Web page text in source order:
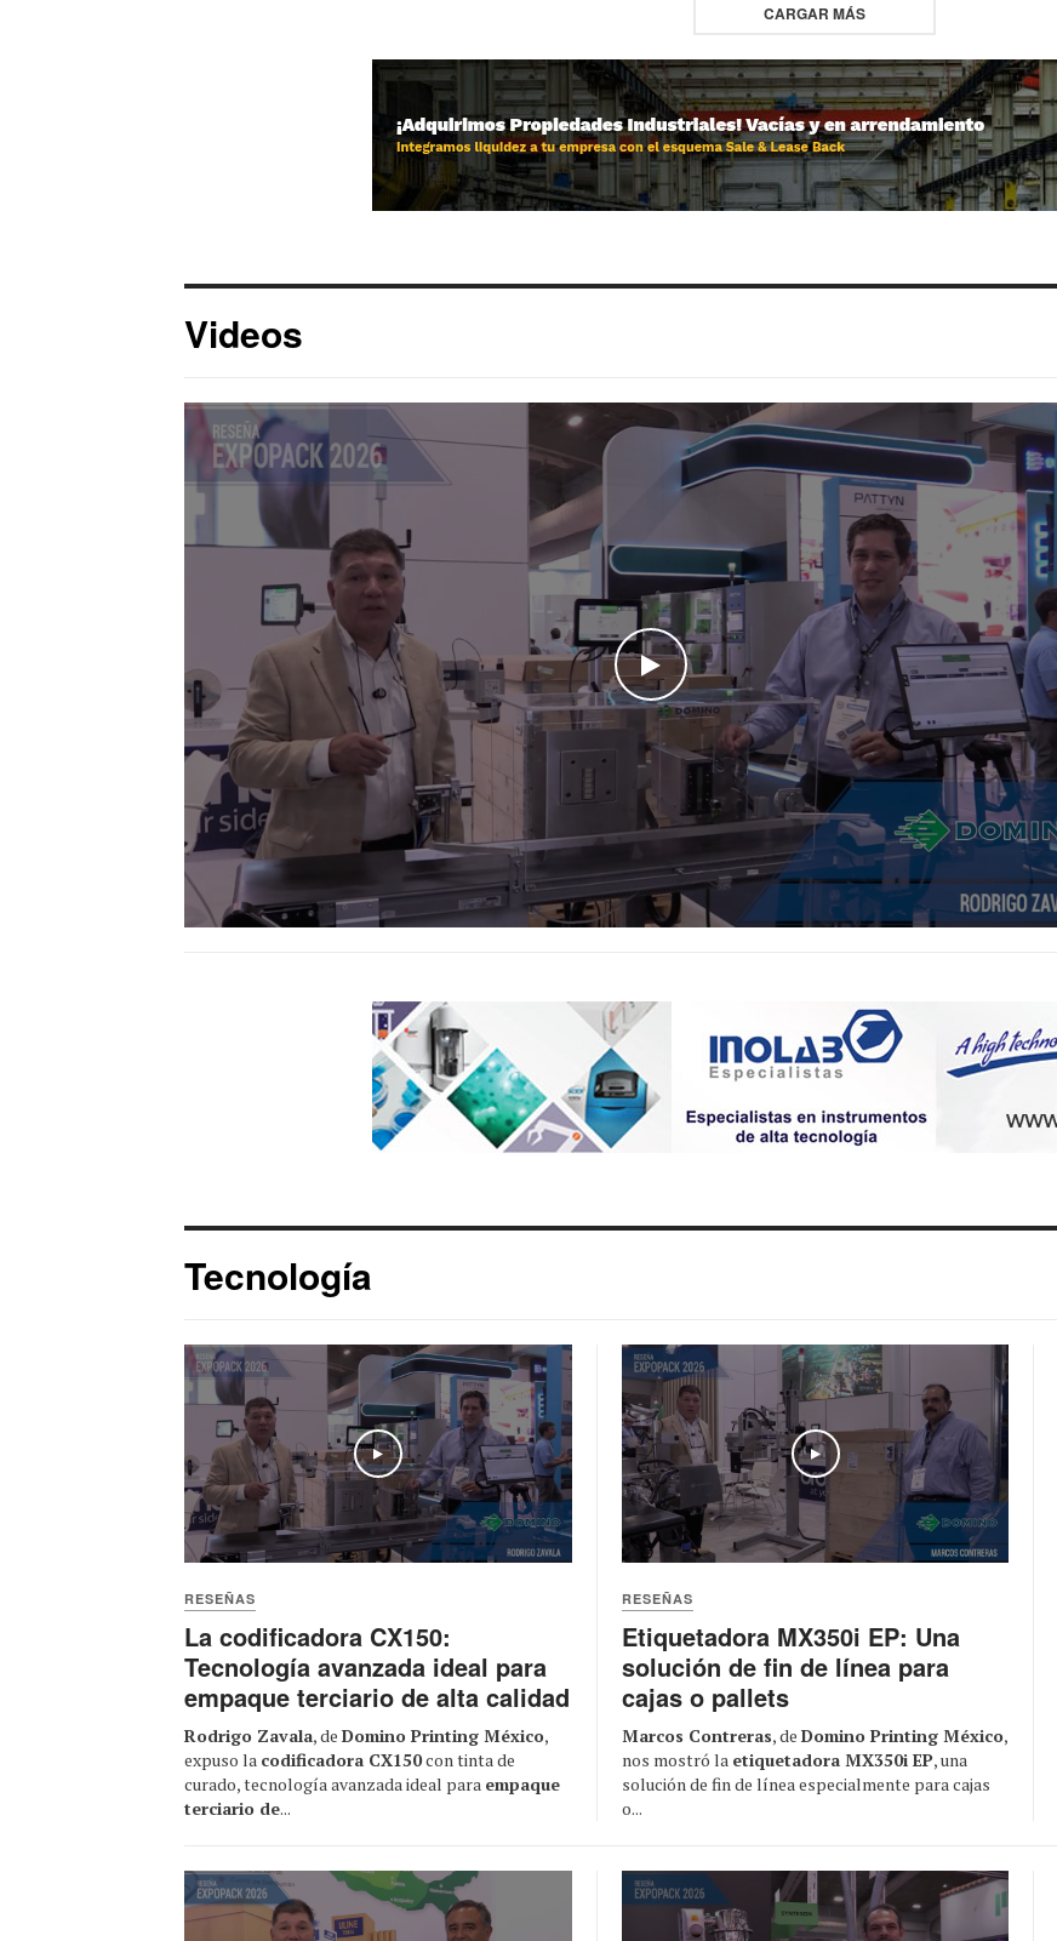
CARGAR MÁS
Videos
WATCH THE VIDEO
Tecnología
Play
RESEÑAS
La codificadora CX150:
Tecnología avanzada ideal para
empaque terciario de alta calidad
Rodrigo Zavala, de Domino Printing México,
expuso la codificadora CX150con tinta de
curado, tecnología avanzada ideal para empaque
terciario de...
Play
RESEÑAS
Etiquetadora MX350i EP: Una
solución de fin de línea para
cajas o pallets
Marcos Contreras, de Domino Printing México,
nos mostró la etiquetadora MX350i EP, una
solución de fin de línea especialmente para cajas
o...